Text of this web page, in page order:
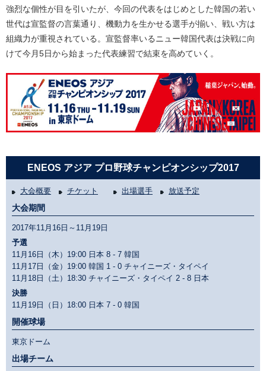
強烈な個性が目を引いたが、今回の代表をはじめとした韓国の若い
世代は宣監督の言葉通り、機動力を生かせる選手が揃い、戦い方は
組織力が重視されている。宣監督率いるニュー韓国代表は決戦に向
けて今月5日から始まった代表練習で結束を高めていく。
ENEOS アジア プロ野球チャンピオンシップ2017
大会概要 チケット 出場選手 放送予定
大会期間
2017年11月16日～11月19日
予選
11月16日（木）19:00 日本 8 - 7 韓国
11月17日（金）19:00 韓国 1 - 0 チャイニーズ・タイペイ
11月18日（土）18:30 チャイニーズ・タイペイ 2 - 8 日本
決勝
11月19日（日）18:00 日本 7 - 0 韓国
開催球場
東京ドーム
出場チーム